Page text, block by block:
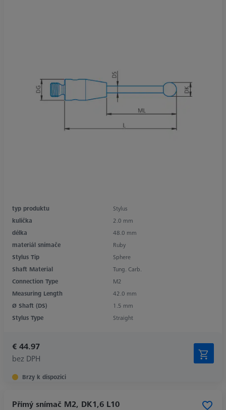
typ produktu
Stylus
kulička
2.0 mm
délka
48.0 mm
materiál snímače
Ruby
Stylus Tip
Sphere
Shaft Material
Tung. Carb.
Connection Type
M2
Measuring Length
42.0 mm
Ø Shaft (DS)
1.5 mm
Stylus Type
Straight
€ 44.97
bez DPH
Brzy k dispozici
Přímý snímač M2, DK1,6 L10